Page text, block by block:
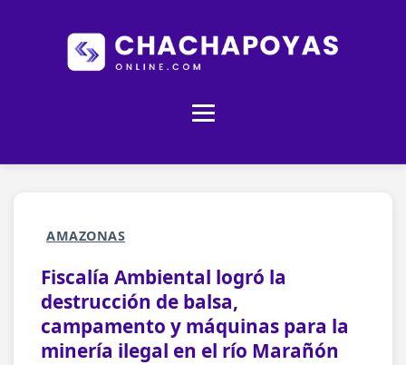
AMAZONAS
Fiscalía Ambiental logró la
destrucción de balsa,
campamento y máquinas para la
minería ilegal en el río Marañón